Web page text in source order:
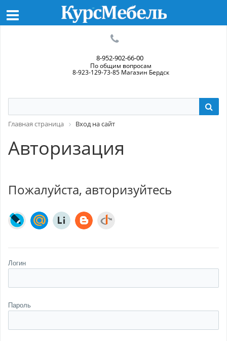
8-952-902-66-00
По общим вопросам
8-923-129-73-85 Магазин Бердск
Главная страница Вход на сайт
Авторизация
Пожалуйста, авторизуйтесь
Логин
Пароль